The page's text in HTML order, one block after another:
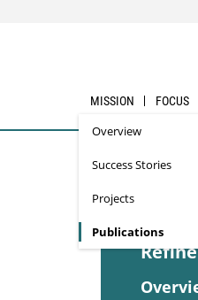
MISSION FOCUS
Overview
Success Stories
Projects
Publications